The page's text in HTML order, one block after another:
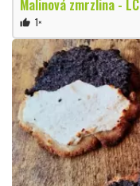
Malinová zmrzlina - LC
thumb_up 1×